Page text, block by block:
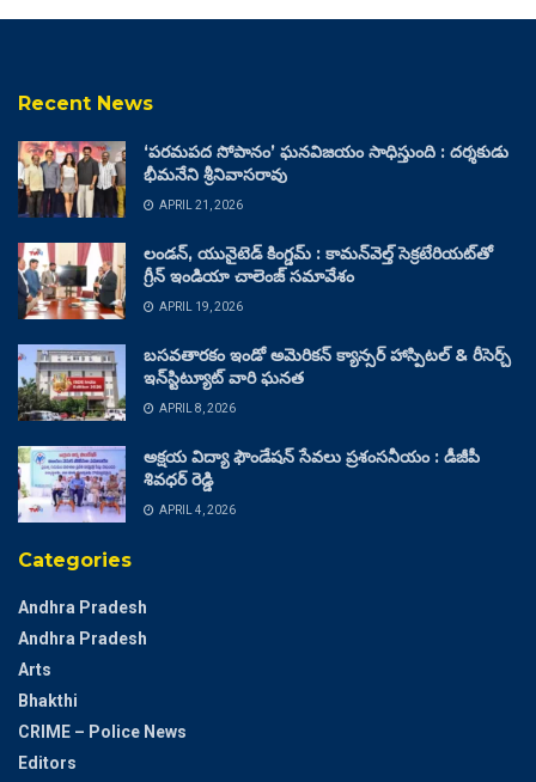
Recent News
‘పరమపద సోపానం’ ఘనవిజయం సాధిస్తుంది : దర్శకుడు
భీమనేని శ్రీనివాసరావు
APRIL 21, 2026
లండన్, యునైటెడ్ కింగ్డమ్ : కామన్‌వెల్త్ సెక్రటేరియట్‌తో
గ్రీన్ ఇండియా చాలెంజ్ సమావేశం
APRIL 19, 2026
బసవతారకం ఇండో అమెరికన్ క్యాన్సర్ హాస్పిటల్ & రీసెర్చ్
ఇన్‌స్టిట్యూట్ వారి ఘనత
APRIL 8, 2026
అక్షయ విద్యా ఫౌండేషన్ సేవలు ప్రశంసనీయం : డీజీపీ
శివధర్ రెడ్డి
APRIL 4, 2026
Categories
Andhra Pradesh
Andhra Pradesh
Arts
Bhakthi
CRIME – Police News
Editors